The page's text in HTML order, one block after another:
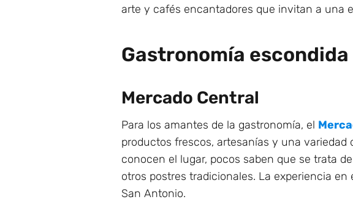
arte y cafés encantadores que invitan a una
Gastronomía escondida
Mercado Central
Para los amantes de la gastronomía, el
productos frescos, artesanías y una
conocen el lugar, pocos saben que se trata
otros postres tradicionales. La experiencia
San Antonio.